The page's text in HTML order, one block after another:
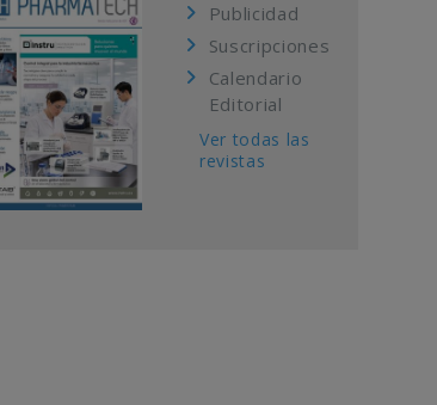
Publicidad
Suscripciones
Calendario
Editorial
Ver todas las
revistas